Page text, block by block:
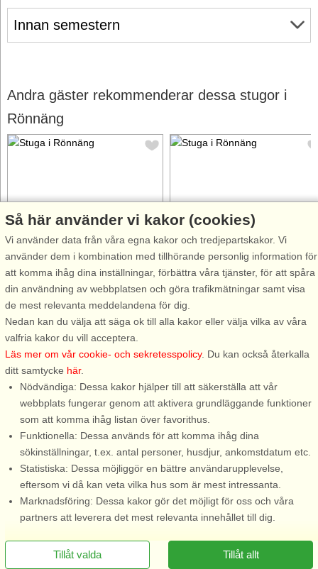
Innan semestern
Andra gäster rekommenderar dessa stugor i
Rönnäng
Stugnr: 91605
Rönnäng
2 personer, 20 m²
200 m till sjö/hav:.
Underbar nybyggd (2013) liten
stuga med panoramautsikt över
havet och Klädesholmen i
Rönnäng på sydvästra Tjörn.
Bättre utsikt än så här är svårt
att få! Ni har bara några
minuters promenad till
morgondoppet ...
från 3.325 SEK
Stugnr: 54502
Rönnäng
3 personer, 40 m²
477 m till sjö/hav:.
Varmt välkomna till populära
och charmiga lilla staden
ön Tjörns sydvästra sida. Här i
med närhet till Bohusläns salta
bad, härlig natur och varma ...
från 5.730 SEK
Så här använder vi kakor (cookies)
Vi använder data från våra egna kakor och tredjepartskakor. Vi
använder dem i kombination med tillhörande personlig information för
att komma ihåg dina inställningar, förbättra våra tjänster, för att spåra
din användning av webbplatsen och göra trafikmätningar samt visa
de mest relevanta meddelandena för dig.
Nedan kan du välja att säga ok till alla kakor eller välja vilka av våra
valfria kakor du vill acceptera.
Läs mer om vår cookie- och sekretesspolicy. Du kan också återkalla
ditt samtycke här.
Nödvändiga: Dessa kakor hjälper till att säkerställa att vår
webbplats fungerar genom att aktivera grundläggande funktioner
som att komma ihåg listan över favorithus.
Funktionella: Dessa används för att komma ihåg dina
sökinställningar, t.ex. antal personer, husdjur, ankomstdatum etc.
Statistiska: Dessa möjliggör en bättre användarupplevelse,
eftersom vi då kan veta vilka hus som är mest intressanta.
Marknadsföring: Dessa kakor gör det möjligt för oss och våra
partners att leverera det mest relevanta innehållet till dig.
Tillåt allt
Tillåt valda